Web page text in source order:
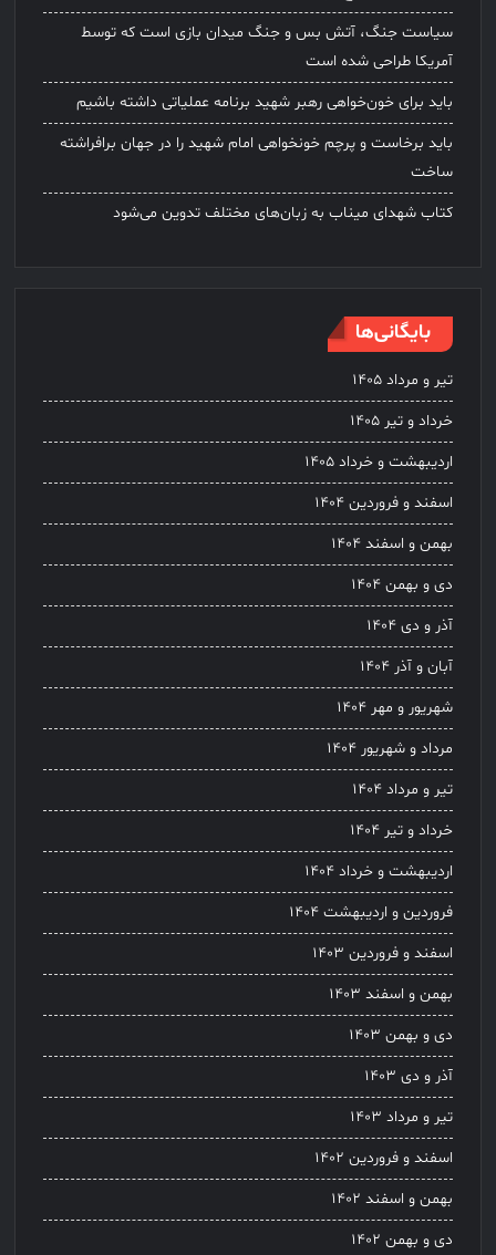
سیاست جنگ، آتش بس و جنگ میدان بازی است که توسط
آمریکا طراحی شده است
باید برای خون‌خواهی رهبر شهید برنامه عملیاتی داشته باشیم
باید برخاست و پرچم خونخواهی امام شهید را در جهان برافراشته
ساخت
کتاب شهدای میناب به زبان‌های مختلف تدوین می‌شود
بایگانی‌ها
تیر و مرداد ۱۴۰۵
خرداد و تیر ۱۴۰۵
اردیبهشت و خرداد ۱۴۰۵
اسفند و فروردین ۱۴۰۴
بهمن و اسفند ۱۴۰۴
دی و بهمن ۱۴۰۴
آذر و دی ۱۴۰۴
آبان و آذر ۱۴۰۴
شهریور و مهر ۱۴۰۴
مرداد و شهریور ۱۴۰۴
تیر و مرداد ۱۴۰۴
خرداد و تیر ۱۴۰۴
اردیبهشت و خرداد ۱۴۰۴
فروردین و اردیبهشت ۱۴۰۴
اسفند و فروردین ۱۴۰۳
بهمن و اسفند ۱۴۰۳
دی و بهمن ۱۴۰۳
آذر و دی ۱۴۰۳
تیر و مرداد ۱۴۰۳
اسفند و فروردین ۱۴۰۲
بهمن و اسفند ۱۴۰۲
دی و بهمن ۱۴۰۲